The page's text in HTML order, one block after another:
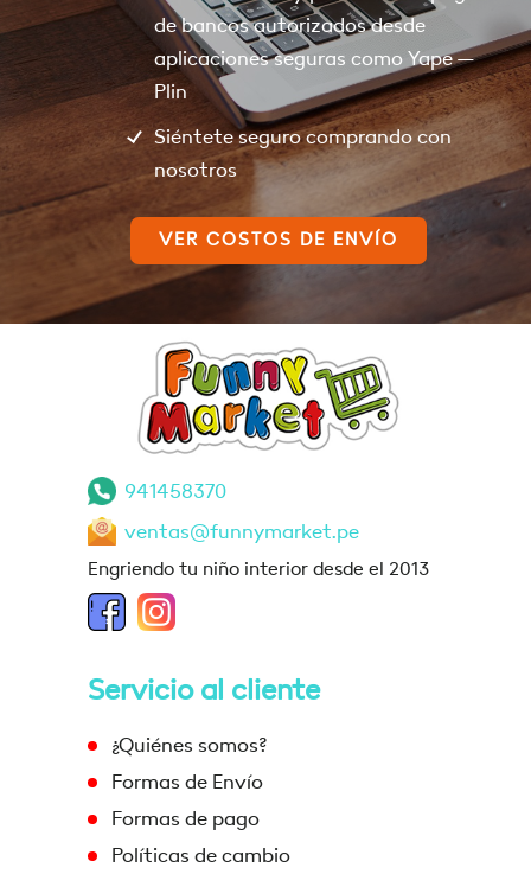
de bancos autorizados desde
aplicaciones seguras como Yape –
Plin
Siéntete seguro comprando con
nosotros
VER COSTOS DE ENVÍO
941458370
ventas@funnymarket.pe
Engriendo tu niño interior desde el 2013
Servicio al cliente
¿Quiénes somos?
Formas de Envío
Formas de pago
Políticas de cambio